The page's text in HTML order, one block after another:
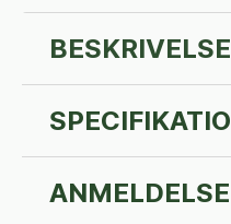
BESKRIVELSE